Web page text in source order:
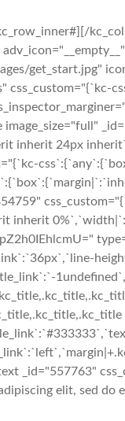
get_start.jpg"
inherit 24px
inherit
_id="557763"
elit, sed